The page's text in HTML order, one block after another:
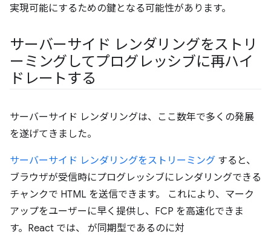
実現可能にするための鍵となる可能性があります。
サーバーサイド レンダリングをストリ
ーミングしてプログレッシブに再ハイ
ドレートする
サーバーサイド レンダリングは、ここ数年で多くの発展
を遂げてきました。
サーバーサイド レンダリングをストリーミング すると、
ブラウザが受信時にプログレッシブにレンダリングできる
チャンクで HTML を送信できます。 これにより、マーク
アップをユーザーに早く提供し、FCP を高速化できま
す。React では、 が同期型であるのに対